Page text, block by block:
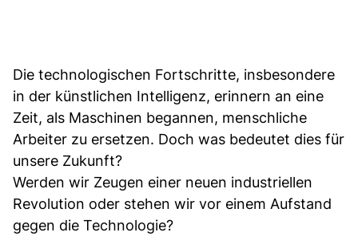
Die technologischen Fortschritte, insbesondere
in der künstlichen Intelligenz, erinnern an eine
Zeit, als Maschinen begannen, menschliche
Arbeiter zu ersetzen. Doch was bedeutet dies für
unsere Zukunft?
Werden wir Zeugen einer neuen industriellen
Revolution oder stehen wir vor einem Aufstand
gegen die Technologie?